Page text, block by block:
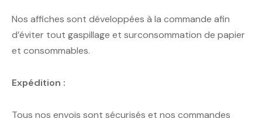
Nos affiches sont développées à la commande afin
d’éviter tout gaspillage et surconsommation de papier
et consommables.
Expédition :
Tous nos envois sont sécurisés et nos commandes